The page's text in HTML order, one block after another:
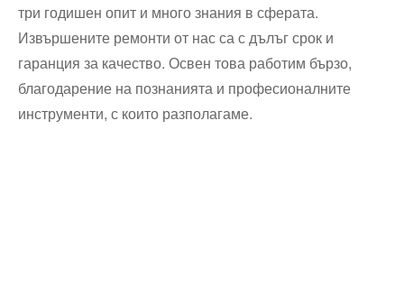
три годишен опит и много знания в сферата.
Извършените ремонти от нас са с дълъг срок и
гаранция за качество. Освен това работим бързо,
благодарение на познанията и професионалните
инструменти, с които разполагаме.